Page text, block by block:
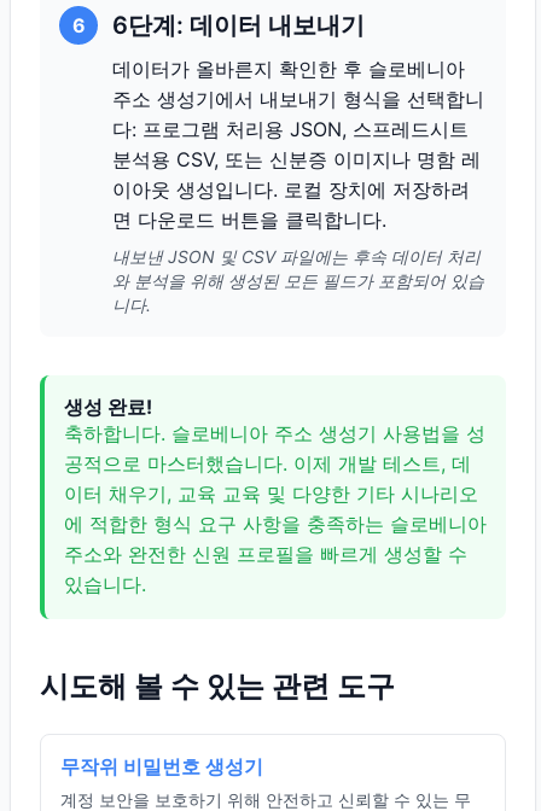
6 6단계: 데이터 내보내기
데이터가 올바른지 확인한 후 슬로베니아
주소 생성기에서 내보내기 형식을 선택합니
다: 프로그램 처리용 JSON, 스프레드시트
분석용 CSV, 또는 신분증 이미지나 명함 레
이아웃 생성입니다. 로컬 장치에 저장하려
면 다운로드 버튼을 클릭합니다.
내보낸 JSON 및 CSV 파일에는 후속 데이터 처리
와 분석을 위해 생성된 모든 필드가 포함되어 있습
니다.
생성 완료!
축하합니다. 슬로베니아 주소 생성기 사용법을 성
공적으로 마스터했습니다. 이제 개발 테스트, 데
이터 채우기, 교육 교육 및 다양한 기타 시나리오
에 적합한 형식 요구 사항을 충족하는 슬로베니아
주소와 완전한 신원 프로필을 빠르게 생성할 수
있습니다.
시도해 볼 수 있는 관련 도구
무작위 비밀번호 생성기
계정 보안을 보호하기 위해 안전하고 신뢰할 수 있는 무